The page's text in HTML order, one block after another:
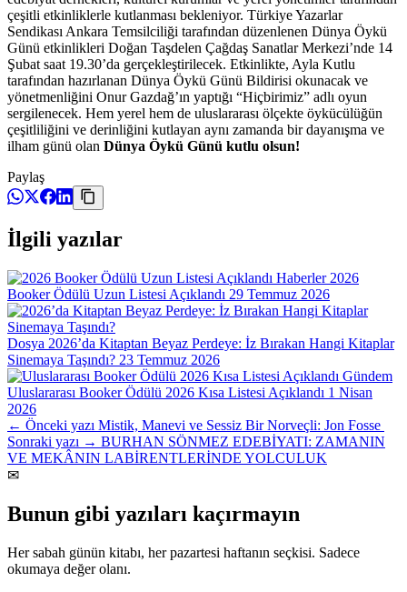
çeşitli etkinliklerle kutlanması bekleniyor. Türkiye Yazarlar
Sendikası Ankara Temsilciliği tarafından düzenlenen Dünya Öykü
Günü etkinlikleri Doğan Taşdelen Çağdaş Sanatlar Merkezi’nde 14
Şubat saat 19.30’da gerçekleştirilecek. Etkinlikte, Ayla Kutlu
tarafından hazırlanan Dünya Öykü Günü Bildirisi okunacak ve
yönetmenliğini Onur Gazdağ’ın yaptığı “Hiçbirimiz” adlı oyun
sergilenecek. Hem yerel hem de uluslararası ölçekte öykücülüğün
çeşitliliğini ve derinliğini kutlayan aynı zamanda bir dayanışma ve
ilham günü olan Dünya Öykü Günü kutlu olsun!
Paylaş
İlgili yazılar
Haberler 2026
Booker Ödülü Uzun Listesi Açıklandı 29 Temmuz 2026
Dosya 2026’da Kitaptan Beyaz Perdeye: İz Bırakan Hangi Kitaplar
Sinemaya Taşındı? 23 Temmuz 2026
Gündem
Uluslararası Booker Ödülü 2026 Kısa Listesi Açıklandı 1 Nisan
2026
← Önceki yazı Mistik, Manevi ve Sessiz Bir Norveçli: Jon Fosse
Sonraki yazı → BURHAN SÖNMEZ EDEBİYATI: ZAMANIN
VE MEKÂNIN LABİRENTLERİNDE YOLCULUK
✉
Bunun gibi yazıları kaçırmayın
Her sabah günün kitabı, her pazartesi haftanın seçkisi. Sadece
okumaya değer olanı.